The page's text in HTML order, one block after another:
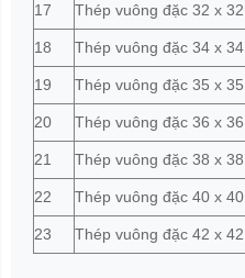
17 Thép vuông đặc 32 x 32
18 Thép vuông đặc 34 x 34
19 Thép vuông đặc 35 x 35
20 Thép vuông đặc 36 x 36
21 Thép vuông đặc 38 x 38
22 Thép vuông đặc 40 x 40
23 Thép vuông đặc 42 x 42